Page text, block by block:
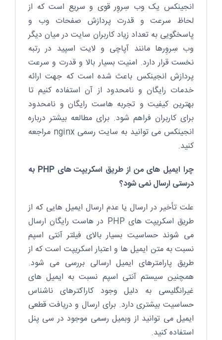
انجینکس یک وب سِروِر قوی و سریع است که از
لحاظ سرعت و قدرت پردازش صفحات وب و
پاسخگویی به تعداد زیاد کاربران سایت در میان دیگر
وب سِروِرها مانند آپاچی و لایت اسپید در رتبه
نخست قرار دارد. امنیت بسیار بالا و قدرت و سرعت
پردازش انجینکس باعث شده است که جهت ارائه
خدمات رایگان و نامحدود از آن استفاده کنیم تا
بهترین کیفیت و تجربه هاست رایگان و نامحدود
برای کاربران فراهم شود. برای مطالعه بیشتر درباره
انجینکس می توانید به سایت رسمی nginx مراجعه
کنید.
چرا ایمیل های من از طریق اسکریپت های PHP به
درستی ارسال نمی شود؟
علت تأخیر در ارسال یا عدم ارسال ایمیل هایی که از
طریق اسکریپت های PHP در هاست رایگان ارسال
می شوند حساسیت بسیار بالای فیلتر آنتی اسپم
نسبت به متن ایمیل ها و اعتبار اسکریپت است که از
طریق پارامترهای ایمیل ارسالی بررسی می شود.
همچنین سیستم آنتی اسپم نسبت به ایمیل های
غیرانگلیسی به دلیل وجود کاراکترهای ناشناس
حساسیت بیشتری دارد. برای ارسال و دریافت قطعی
ایمیل می توانید از وبمیل رسمی موجود در سی پنل
استفاده کنید.